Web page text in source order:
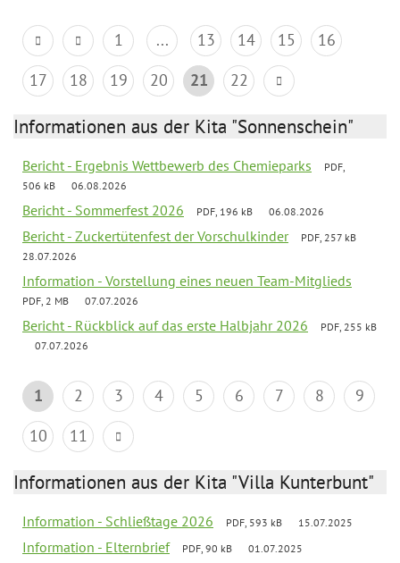
1 ... 13 14 15
16
17
18 19 20 21 22
Informationen aus der Kita "Sonnenschein"
Bericht - Ergebnis Wettbewerb des Chemieparks
PDF,
506 kB
06.08.2026
Bericht - Sommerfest 2026 PDF, 196 kB 06.08.2026
Bericht - Zuckertütenfest der Vorschulkinder
PDF, 257 kB
28.07.2026
Information - Vorstellung eines neuen Team-Mitglieds
PDF, 2 MB 07.07.2026
Bericht - Rückblick auf das erste Halbjahr 2026
PDF, 255 kB
07.07.2026
1 2 3 4 5 6 7 8
9
10
11
Informationen aus der Kita "Villa Kunterbunt"
Information - Schließtage 2026 PDF, 593 kB 15.07.2025
Information - Elternbrief PDF, 90 kB 01.07.2025